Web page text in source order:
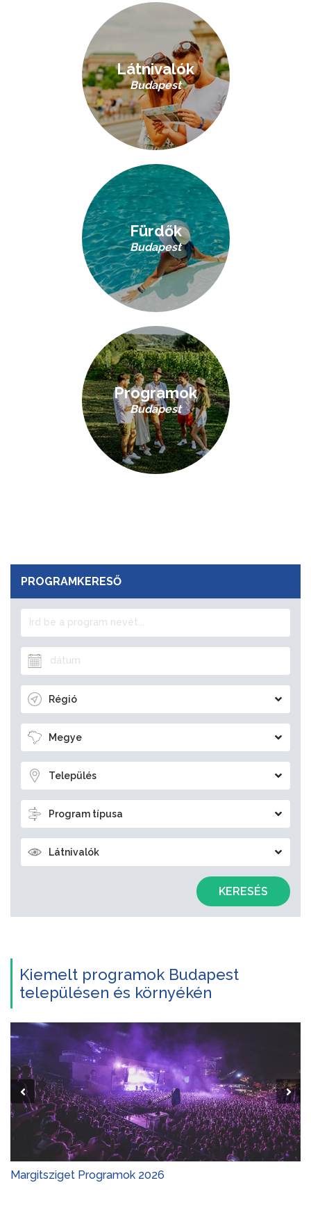
Látnivalók
Budapest
Fürdők
Budapest
Programok
Budapest
PROGRAMKERESŐ
Régió
Megye
Település
Program típusa
Látnivalók
KERESÉS
Kiemelt programok Budapest
településen és környékén
Gyerekprogramok 2026